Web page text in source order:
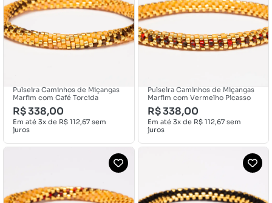
Pulseira Caminhos de Miçangas
Marfim com Café Torcida
R$338,00
Em até 3x de R$ 112,67 sem
juros
Pulseira Caminhos de Miçangas
Marfim com Vermelho Picasso
R$338,00
Em até 3x de R$112,67sem
juros